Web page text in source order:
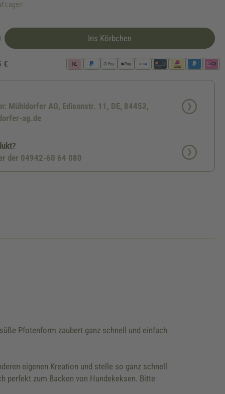
Lager!
Ins Körbchen
€
Mühldorfer AG, Edisonstr. 11, DE, 84453,
ag.de
der 04942-60 64 080
Pfotenform zaubert ganz schnell und einfach
eigenen Kreation und stelle so ganz schnell
perfekt zum Backen von Hundekeksen. Bitte